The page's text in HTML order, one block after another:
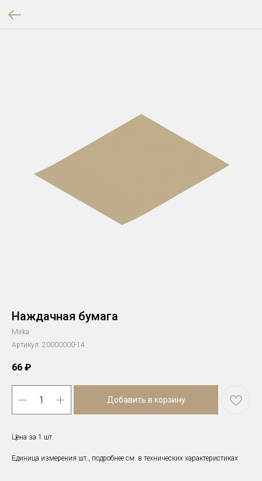
Наждачная бумага
Mirka
Артикул: 20000000-14
66 ₽
Добавить в корзину
Цена за 1 шт.
Единица измерения шт., подробнее см. в технических характеристиках